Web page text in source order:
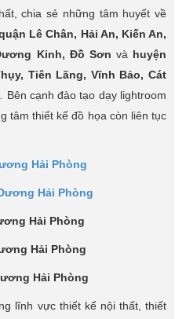
chia sẻ những tâm huyết về
Lê Chân, Hải An, Kiến An,
Kinh, Đồ Sơn và huyện
Tiên Lãng, Vĩnh Bảo, Cát
Bên cạnh đào tạo dạy lightroom
tâm thiết kế đồ họa còn liên tục
Hải Phòng
Hải Phòng
Hải Phòng
Hải Phòng
Hải Phòng
lĩnh vực thiết kế nội thất, thiết